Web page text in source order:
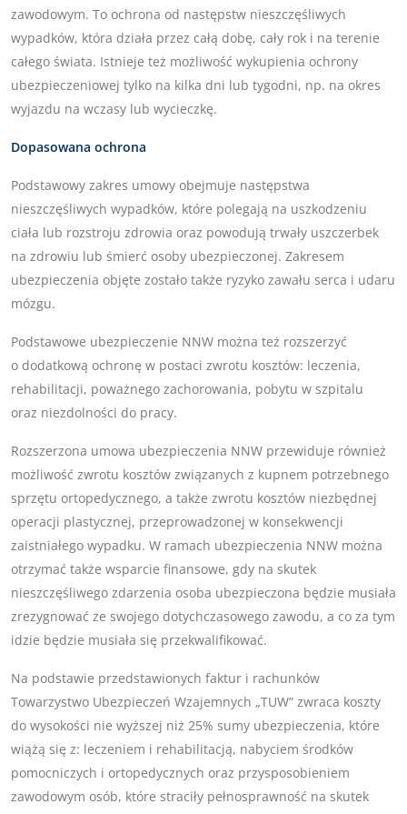
zawodowym. To ochrona od następstw nieszczęśliwych
wypadków, która działa przez całą dobę, cały rok i na terenie
całego świata. Istnieje też możliwość wykupienia ochrony
ubezpieczeniowej tylko na kilka dni lub tygodni, np. na okres
wyjazdu na wczasy lub wycieczkę.
Dopasowana ochrona
Podstawowy zakres umowy obejmuje następstwa
nieszczęśliwych wypadków, które polegają na uszkodzeniu
ciała lub rozstroju zdrowia oraz powodują trwały uszczerbek
na zdrowiu lub śmierć osoby ubezpieczonej. Zakresem
ubezpieczenia objęte zostało także ryzyko zawału serca i udaru
mózgu.
Podstawowe ubezpieczenie NNW można też rozszerzyć
o dodatkową ochronę w postaci zwrotu kosztów: leczenia,
rehabilitacji, poważnego zachorowania, pobytu w szpitalu
oraz niezdolności do pracy.
Rozszerzona umowa ubezpieczenia NNW przewiduje również
możliwość zwrotu kosztów związanych z kupnem potrzebnego
sprzętu ortopedycznego, a także zwrotu kosztów niezbędnej
operacji plastycznej, przeprowadzonej w konsekwencji
zaistniałego wypadku. W ramach ubezpieczenia NNW można
otrzymać także wsparcie finansowe, gdy na skutek
nieszczęśliwego zdarzenia osoba ubezpieczona będzie musiała
zrezygnować ze swojego dotychczasowego zawodu, a co za tym
idzie będzie musiała się przekwalifikować.
Na podstawie przedstawionych faktur i rachunków
Towarzystwo Ubezpieczeń Wzajemnych „TUW” zwraca koszty
do wysokości nie wyższej niż 25% sumy ubezpieczenia, które
wiążą się z: leczeniem i rehabilitacją, nabyciem środków
pomocniczych i ortopedycznych oraz przysposobieniem
zawodowym osób, które straciły pełnosprawność na skutek